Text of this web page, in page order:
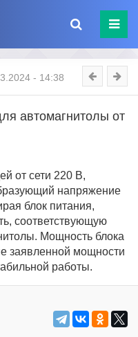
- 14:38
автомагнитолы от
от сети 220 В,
напряжение
блок питания,
соответствующую
Мощность блока
заявленной мощности
работы.